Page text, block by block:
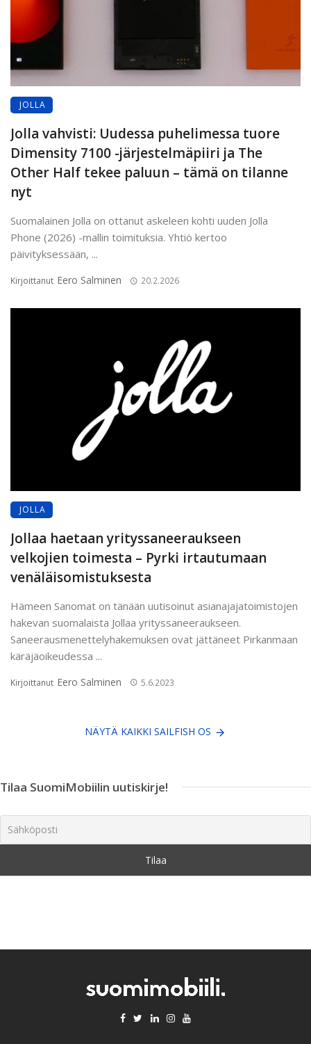
JOLLA
Jolla vahvisti: Uudessa puhelimessa tuore
Dimensity 7100 -järjestelmäpiiri ja The
Other Half tekee paluun – tämä on tilanne
nyt
Suomalainen Jolla on ottanut askeleen kohti uuden Jolla
Phone (2026) -mallin toimituksia. Yhtiö kertoo
päivityksessään, ...
Kirjoittanut Eero Salminen 20.2.2026
JOLLA
Jollaa haetaan yrityssaneeraukseen
velkojien toimesta – Pyrki irtautumaan
venäläisomistuksesta
Hämeen Sanomat on tänään uutisoinut asianajajatoimistojen
hakevan suomalaista Jollaa yrityssaneeraukseen.
Saneerausmenettelyhakemuksen ovat jättäneet Pirkanmaan
käräjäoikeudessa ...
Kirjoittanut Eero Salminen 5.6.2023
NÄYTÄ KAIKKI SAILFISH OS
Tilaa SuomiMobiilin uutiskirje!